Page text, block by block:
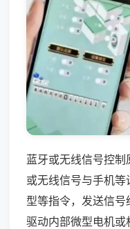
蓝牙或无线信号控
或无线信号与手机
型等指令，发送信
驱动内部微型电机